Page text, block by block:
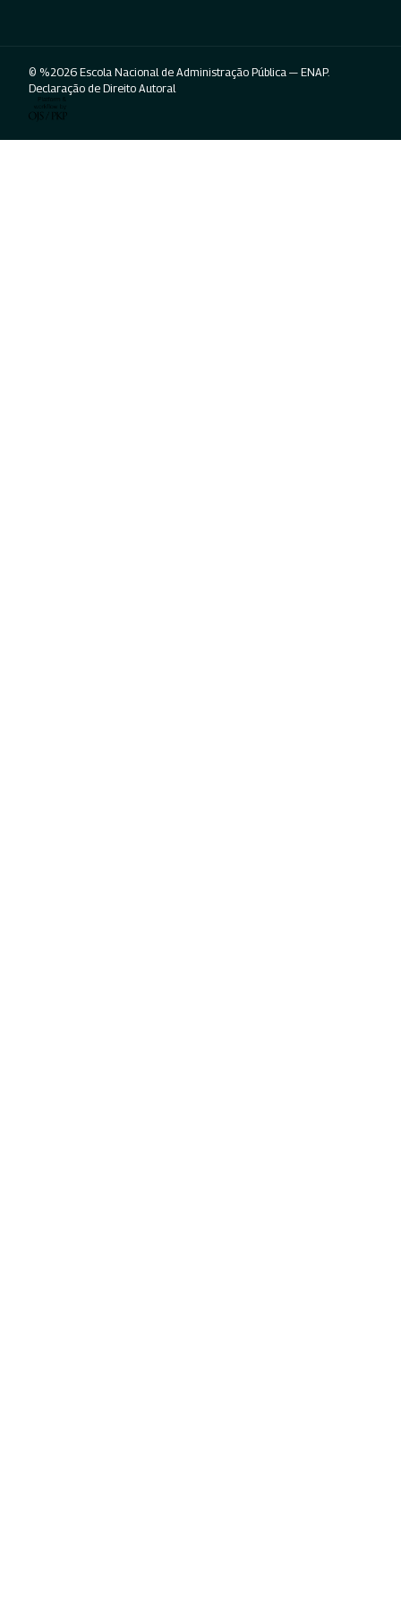
© %2026 Escola Nacional de Administração Pública — ENAP.
Declaração de Direito Autoral